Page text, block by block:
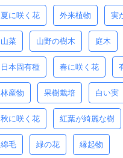
夏に咲く花 外来植物 実
山菜 山野の樹木 庭木
日本固有種 春に咲く花
林産物 果樹栽培 白い実
秋に咲く花 紅葉が綺麗な樹
綿毛 緑の花 縁起物